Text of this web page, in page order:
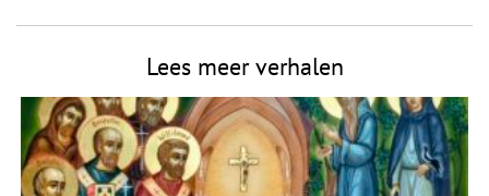
Lees meer verhalen